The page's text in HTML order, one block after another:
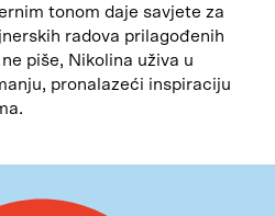
tonom daje savjete za
radova prilagođenih
piše, Nikolina uživa u
pronalazeći inspiraciju